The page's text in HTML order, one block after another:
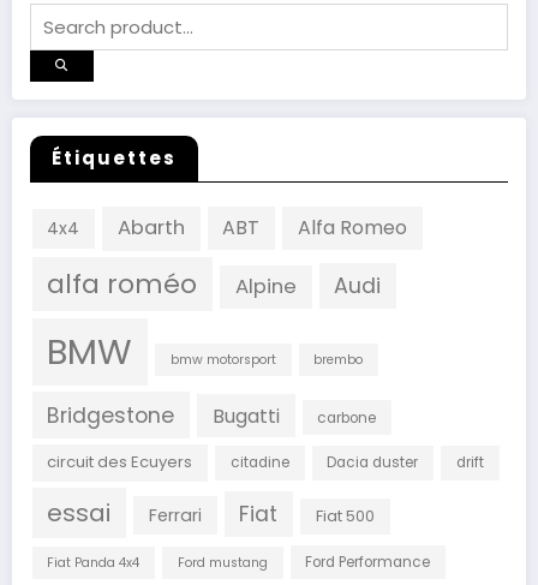
Étiquettes
4x4 Abarth ABT Alfa Romeo
alfa roméo Alpine Audi
BMW bmw motorsport brembo
Bridgestone Bugatti carbone
circuit des Ecuyers citadine Dacia duster drift
essai Ferrari Fiat Fiat 500
Fiat Panda 4x4 Ford mustang Ford Performance